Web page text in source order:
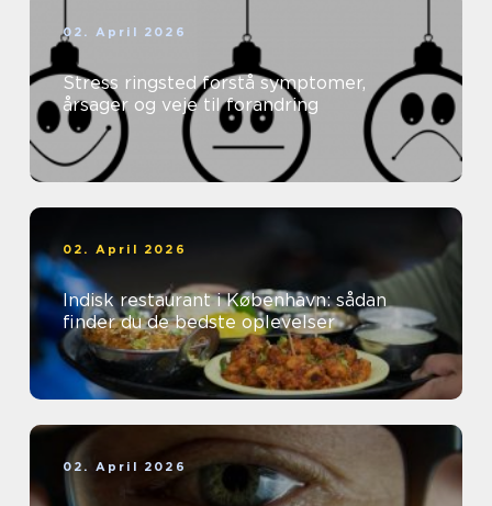
02. April 2026
Stress ringsted forstå symptomer,
årsager og veje til forandring
02. April 2026
Indisk restaurant i København: sådan
finder du de bedste oplevelser
02. April 2026